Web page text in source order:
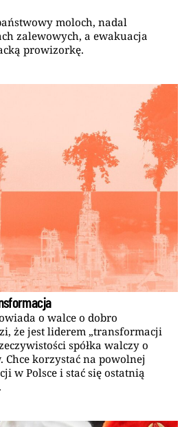
moloch, nadal
zalewowych, a ewakuacja
prowizorkę.
o walce o dobro
że jest liderem „transformacji
spółka walczy o
Chce korzystać na powolnej
w Polsce i stać się ostatnią